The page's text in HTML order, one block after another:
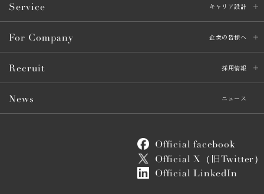
Service キャリア設計
For Company 企業の皆様へ
Recruit 採用情報
News ニュース
Official facebook
Official X（ 旧Twitter）
Official LinkedIn